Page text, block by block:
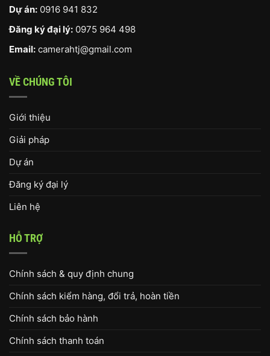
Dự án: 0916 941 832
Đăng ký đại lý: 0975 964 498
Email: camerahtj@gmail.com
VỀ CHÚNG TÔI
Giới thiệu
Giải pháp
Dự án
Đăng ký đại lý
Liên hệ
HỖ TRỢ
Chính sách & quy định chung
Chính sách kiểm hàng, đổi trả, hoàn tiền
Chính sách bảo hành
Chính sách thanh toán